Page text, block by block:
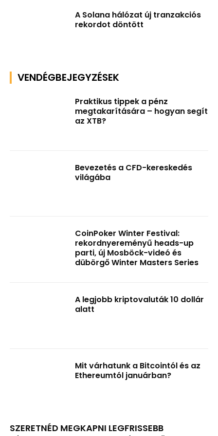
A Solana hálózat új tranzakciós
rekordot döntött
VENDÉGBEJEGYZÉSEK
Praktikus tippek a pénz
megtakarítására – hogyan segít
az XTB?
Bevezetés a CFD-kereskedés
világába
CoinPoker Winter Festival:
rekordnyereményű heads-up
parti, új Mosböck-videó és
dübörgő Winter Masters Series
A legjobb kriptovaluták 10 dollár
alatt
Mit várhatunk a Bitcointól és az
Ethereumtól januárban?
SZERETNÉD MEGKAPNI LEGFRISSEBB